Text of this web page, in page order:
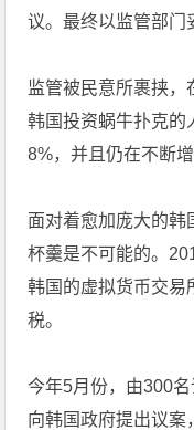
议。最终以监管部门
监管被民意所裹挟，
韩国投资蜗牛扑克的
8%，并且仍在不断增
面对着愈加庞大的韩
杯羹是不可能的。
韩国的虚拟货币交易
税。
今年5月份，由300
向韩国政府提出议案